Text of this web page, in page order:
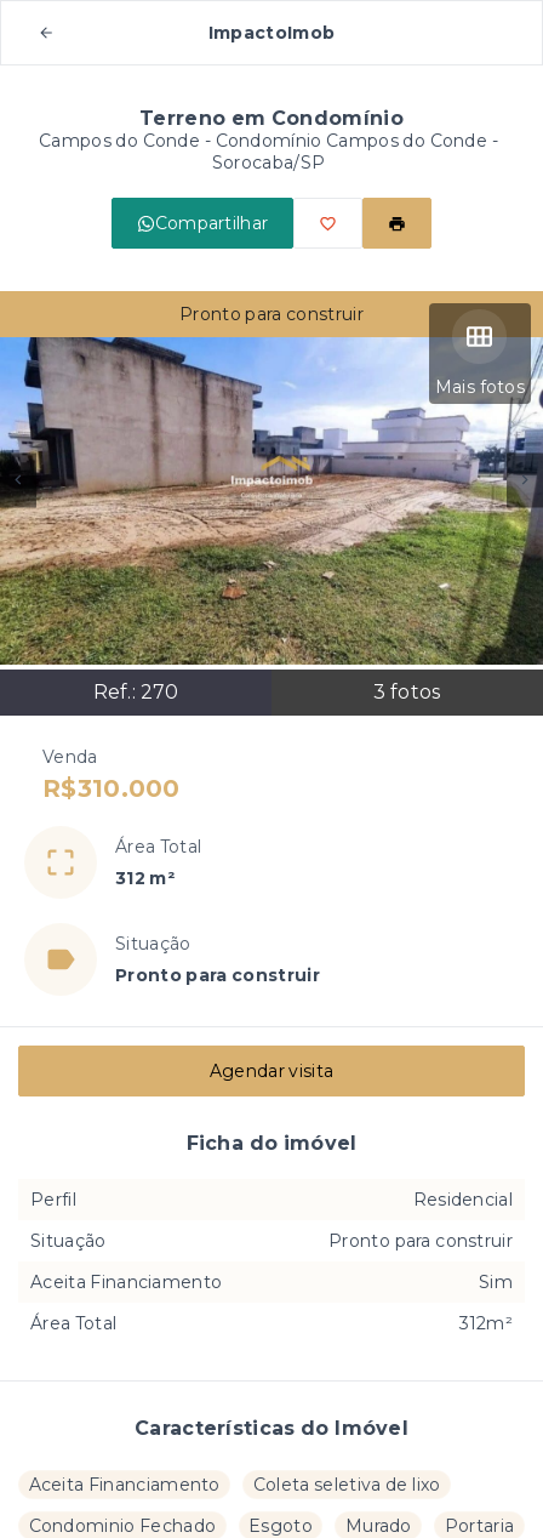
ImpactoImob
Terreno em Condomínio
Campos do Conde - Condomínio Campos do Conde -
Sorocaba/SP
Compartilhar
Mais fotos
Ref.: 270 3 fotos
Pronto para construir
Venda
R$310.000
Área Total
312 m²
Situação
Pronto para construir
Características do Imóvel
Aceita Financiamento
Coleta seletiva de lixo
Condominio Fechado
Esgoto Murado
Portaria
Agendar visita
Ficha do imóvel
Perfil
Residencial
Situação
Pronto para construir
Aceita Financiamento
Sim
Área Total
312m²